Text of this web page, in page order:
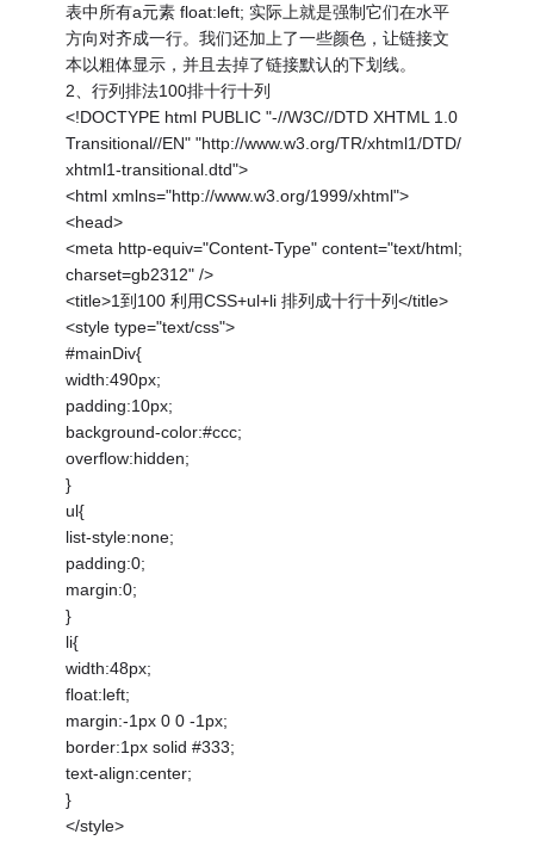
表中所有a元素 float:left; 实际上就是强制它们在水平
方向对齐成一行。我们还加上了一些颜色，让链接文
本以粗体显示，并且去掉了链接默认的下划线。
2、行列排法100排十行十列
<!DOCTYPE html PUBLIC "-//W3C//DTD XHTML 1.0
Transitional//EN" "http://www.w3.org/TR/xhtml1/DTD/
xhtml1-transitional.dtd">
<html xmlns="http://www.w3.org/1999/xhtml">
<head>
<meta http-equiv="Content-Type" content="text/html;
charset=gb2312" />
<title>1到100 利用CSS+ul+li 排列成十行十列</title>
<style type="text/css">
#mainDiv{
width:490px;
padding:10px;
background-color:#ccc;
overflow:hidden;
}
ul{
list-style:none;
padding:0;
margin:0;
}
li{
width:48px;
float:left;
margin:-1px 0 0 -1px;
border:1px solid #333;
text-align:center;
}
</style>